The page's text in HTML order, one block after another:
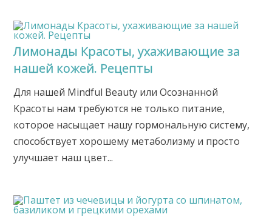
Лимонады Красоты, ухаживающие за
нашей кожей. Рецепты
Для нашей Мindful Beauty или Oсознанной
Kрасоты нам требуются не только питание,
которое насыщает нашу гормональную систему,
способствует хорошему метаболизму и просто
улучшает наш цвет...